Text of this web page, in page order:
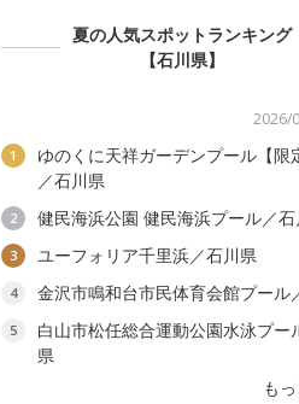
夏の人気スポットランキング
【石川県】
2026/
1
ゆのくに天祥ガーデンプール【限
／石川県
2 健民海浜公園 健民海浜プール／
3 ユーフォリア千里浜／石川県
4 金沢市鳴和台市民体育会館プール
5
白山市松任総合運動公園水泳プー
県
も